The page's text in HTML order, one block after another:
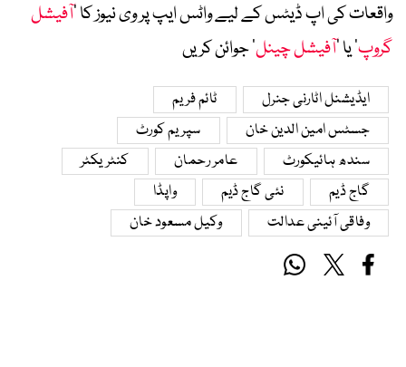
واقعات کی اپ ڈیٹس کے لیے واٹس ایپ پر وی نیوز کا ’آفیشل
گروپ‘ یا ’آفیشل چینل‘ جوائن کریں
ایڈیشنل اٹارنی جنرل
ٹائم فریم
جسٹس امین الدین خان
سپریم کورٹ
سندھ ہائیکورٹ
عامر رحمان
کنٹریکٹر
گاج ڈیم
نئی گاج ڈیم
واپڈا
وفاقی آئینی عدالت
وکیل مسعود خان